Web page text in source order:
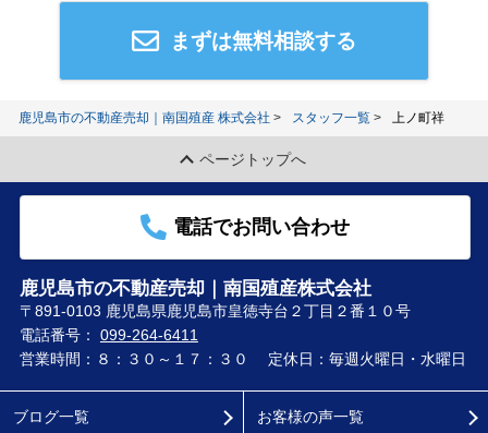
まずは無料相談する
鹿児島市の不動産売却｜南国殖産 株式会社 スタッフ一覧 上ノ町祥
ページトップへ
電話でお問い合わせ
鹿児島市の不動産売却｜南国殖産株式会社
〒891-0103 鹿児島県鹿児島市皇徳寺台２丁目２番１０号
電話番号： 099-264-6411
営業時間：８：３０～１７：３０
定休日：毎週火曜日・水曜日
ブログ一覧 お客様の声一覧